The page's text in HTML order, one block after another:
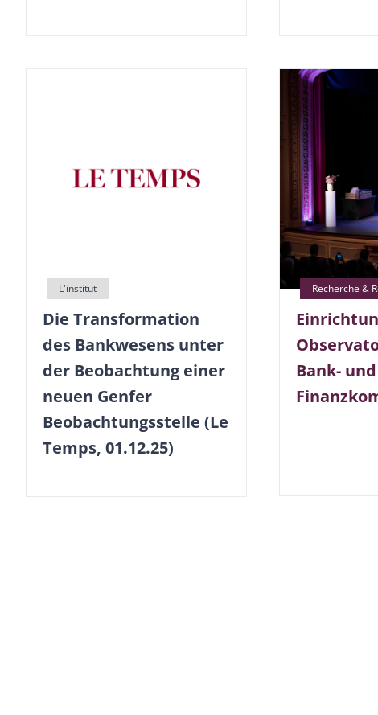
Die Transformation
des Bankwesens unter
der Beobachtung einer
neuen Genfer
Beobachtungsstelle (Le
Temps, 01.12.25)
Bank- und